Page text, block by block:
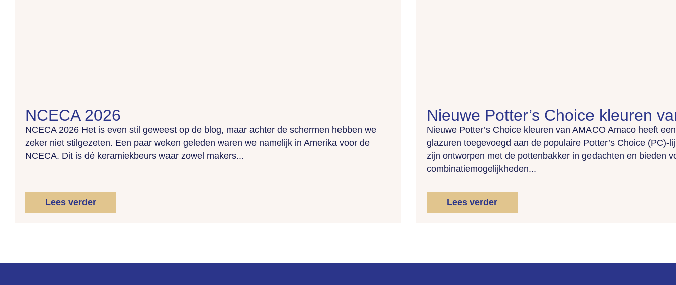
NCECA 2026
NCECA 2026 Het is even stil geweest op de blog, maar achter de schermen hebben we
zeker niet stilgezeten. Een paar weken geleden waren we namelijk in Amerika voor de
NCECA. Dit is dé keramiekbeurs waar zowel makers...
Lees verder
Nieuwe Potter’s Choice kleuren
Nieuwe Potter’s Choice kleuren van AMACO Amaco heeft
glazuren toegevoegd aan de populaire Potter’s Choice (PC)-
zijn ontworpen met de pottenbakker in gedachten en bieden
combinatiemogelijkheden...
Lees verder